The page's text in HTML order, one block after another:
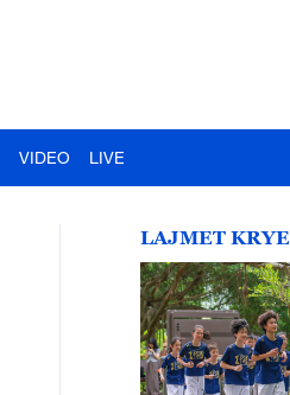
VIDEO LIVE
LAJMET